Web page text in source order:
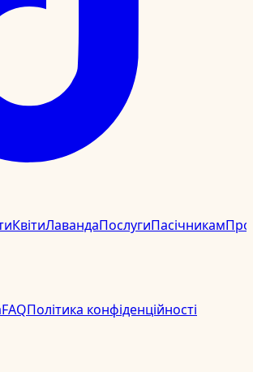
КвітиЛавандаПослугиПасічникамПро
FAQПолітика конфіденційності